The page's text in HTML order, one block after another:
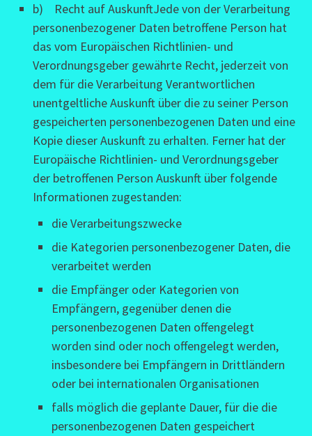
b) Recht auf AuskunftJede von der Verarbeitung
personenbezogener Daten betroffene Person hat
das vom Europäischen Richtlinien- und
Verordnungsgeber gewährte Recht, jederzeit von
dem für die Verarbeitung Verantwortlichen
unentgeltliche Auskunft über die zu seiner Person
gespeicherten personenbezogenen Daten und eine
Kopie dieser Auskunft zu erhalten. Ferner hat der
Europäische Richtlinien- und Verordnungsgeber
der betroffenen Person Auskunft über folgende
Informationen zugestanden:
die Verarbeitungszwecke
die Kategorien personenbezogener Daten, die
verarbeitet werden
die Empfänger oder Kategorien von
Empfängern, gegenüber denen die
personenbezogenen Daten offengelegt
worden sind oder noch offengelegt werden,
insbesondere bei Empfängern in Drittländern
oder bei internationalen Organisationen
falls möglich die geplante Dauer, für die die
personenbezogenen Daten gespeichert